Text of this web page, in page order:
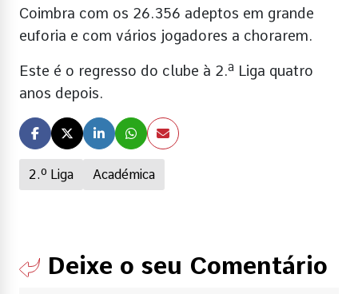
2.º Liga Académica
Coimbra com os 26.356 adeptos em grande
euforia e com vários jogadores a chorarem.
Este é o regresso do clube à 2.ª Liga quatro
anos depois.
Deixe o seu Comentário